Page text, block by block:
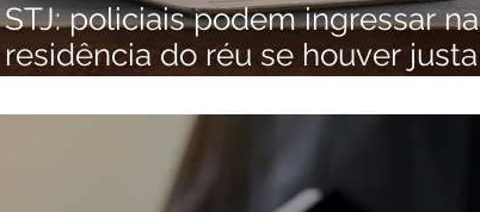
STJ: policiais podem ingressar na
residência do réu se houver justa